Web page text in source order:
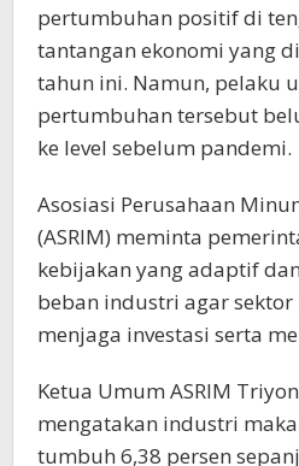
pertumbuhan positif di
tantangan ekonomi yang
tahun ini. Namun, pelaku
pertumbuhan tersebut
ke level sebelum pandemi.
Asosiasi Perusahaan
(ASRIM) meminta
kebijakan yang adaptif
beban industri agar
menjaga investasi serta
Ketua Umum ASRIM
mengatakan industri
tumbuh 6,38 persen